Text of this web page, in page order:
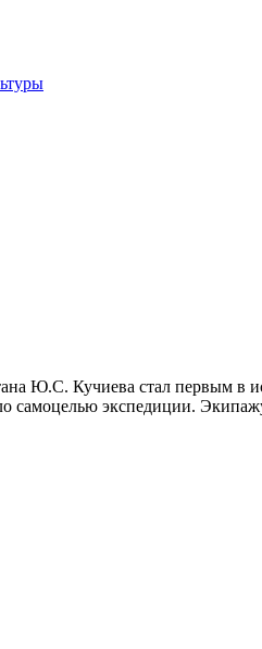
Ю.С. Кучиева стал первым
экспедиции.